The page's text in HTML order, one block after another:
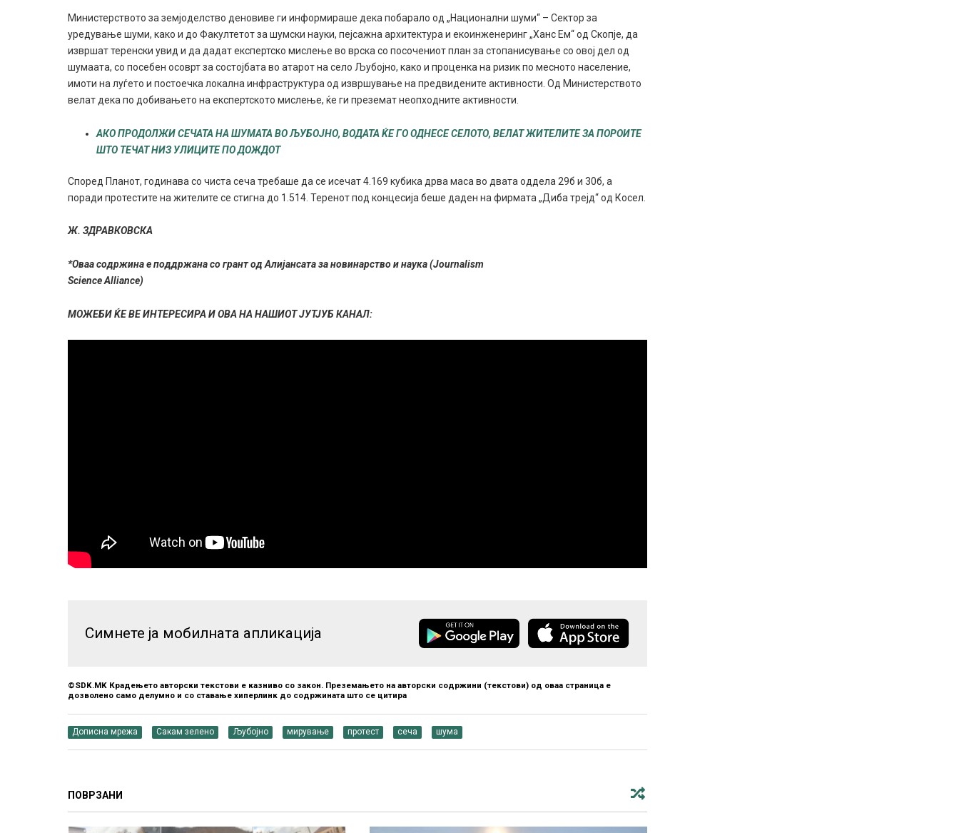
Министерството за земјоделство деновиве ги информираше дека побарало од „Национални шуми“ – Сектор за
уредување шуми, како и до Факултетот за шумски науки, пејсажна архитектура и екоинженеринг „Ханс Ем“ од Скопје, да
извршат теренски увид и да дадат експертско мислење во врска со посочениот план за стопанисување со овој дел од
шумаата, со посебен осоврт за состојбата во атарот на село Љубојно, како и проценка на ризик по месното население,
имоти на луѓето и постоечка локална инфраструктура од извршување на предвидените активности. Од Министерството
велат дека по добивањето на експертското мислење, ќе ги преземат неопходните активности.
АКО ПРОДОЛЖИ СЕЧАТА НА ШУМАТА ВО ЉУБОЈНО, ВОДАТА ЌЕ ГО ОДНЕСЕ СЕЛОТО, ВЕЛАТ ЖИТЕЛИТЕ ЗА ПОРОИТЕ
ШТО ТЕЧАТ НИЗ УЛИЦИТЕ ПО ДОЖДОТ
Според Планот, годинава со чиста сеча требаше да се исечат 4.169 кубика дрва маса во двата оддела 29б и 30б, а
поради протестите на жителите се стигна до 1.514. Теренот под концесија беше даден на фирмата „Диба трејд“ од Косел.
Ж. ЗДРАВКОВСКА
*Оваа содржина е поддржана со грант од Алијансата за новинарство и наука (Journalism
Science Alliance)
МОЖЕБИ ЌЕ ВЕ ИНТЕРЕСИРА И ОВА НА НАШИОТ ЈУТЈУБ КАНАЛ:
Симнете ја мобилната апликација
©SDK.MK Крадењето авторски текстови е казниво со закон. Преземањето на авторски содржини (текстови) од оваа страница е
дозволено само делумно и со ставање хиперлинк до содржината што се цитира
Дописна мрежа Сакам зелено Љубојно мирување протест сеча шума
ПОВРЗАНИ